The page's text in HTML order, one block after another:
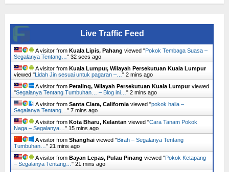
Live Traffic Feed
A visitor from Kuala Lipis, Pahang viewed "Pokok Tembaga Suasa –
Segalanya Tentang… " 33 secs ago
A visitor from Kuala Lumpur, Wilayah Persekutuan Kuala Lumpur
viewed "Lidah Jin sesuai untuk pagaran –… " 2 mins ago
A visitor from Petaling, Wilayah Persekutuan Kuala Lumpurviewed
"Segalanya Tentang Tumbuhan… – Blog ini… " 3 mins ago
A visitor from Santa Clara, California viewed "pokok halia –
Segalanya Tentang… " 7 mins ago
A visitor from Kota Bharu, Kelantan viewed "Cara Tanam Pokok
Naga – Segalanya… " 15 mins ago
A visitor from Shanghai viewed "Birah – Segalanya Tentang
Tumbuhan… " 21 mins ago
A visitor from Bayan Lepas, Pulau Pinang viewed "Pokok Ketapang
– Segalanya Tentang… " 21 mins ago